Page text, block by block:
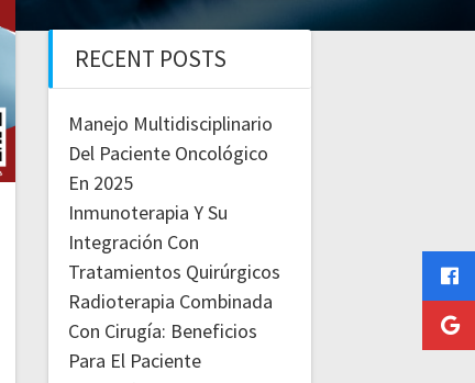
RECENT POSTS
Manejo Multidisciplinario
Del Paciente Oncológico
En 2025
Inmunoterapia Y Su
Integración Con
Tratamientos Quirúrgicos
Radioterapia Combinada
Con Cirugía: Beneficios
Para El Paciente